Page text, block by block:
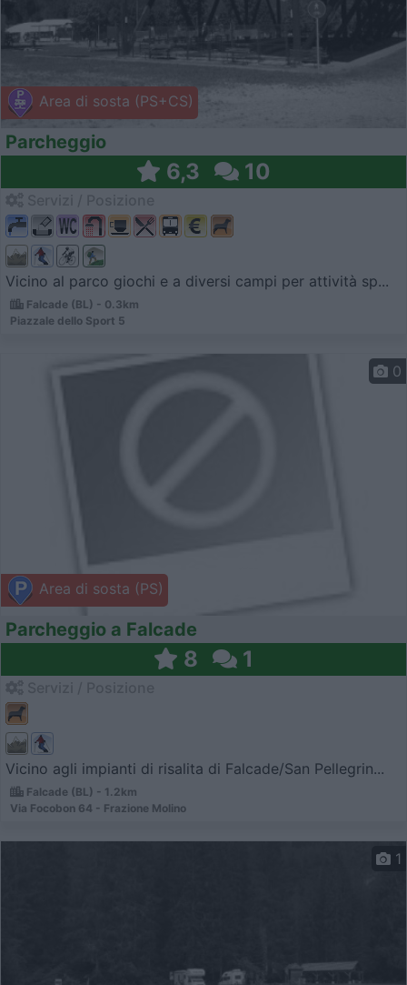
Area di sosta (PS+CS)
Parcheggio
6,3 10
Vicino al parco giochi e a diversi campi per attività sp...
Falcade (BL) - 0.3km
Piazzale dello Sport 5
Area di sosta (PS)
0
Parcheggio a Falcade
8 1
Vicino agli impianti di risalita di Falcade/San Pellegrin...
Falcade (BL) - 1.2km
Via Focobon 64 - Frazione Molino
1